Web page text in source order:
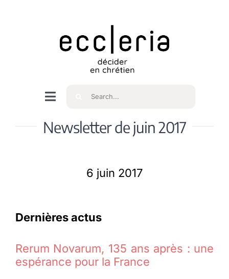
Navigation
bascule
Accueil
Spiritualité
Membres
Rechercher
Newsletter de juin 2017
6 juin 2017
Dernières actus
Rerum Novarum, 135 ans après : une
espérance pour la France